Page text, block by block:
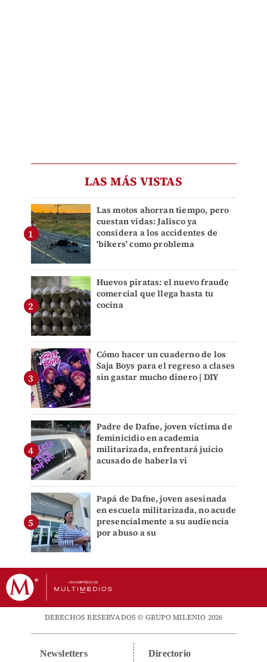
LAS MÁS VISTAS
Las motos ahorran tiempo, pero
cuestan vidas: Jalisco ya
considera a los accidentes de
'bikers' como problema
Huevos piratas: el nuevo fraude
comercial que llega hasta tu
cocina
Cómo hacer un cuaderno de los
Saja Boys para el regreso a clases
sin gastar mucho dinero | DIY
Padre de Dafne, joven víctima de
feminicidio en academia
militarizada, enfrentará juicio
acusado de haberla vi
Papá de Dafne, joven asesinada
en escuela militarizada, no acude
presencialmente a su audiencia
por abuso a su
DERECHOS RESERVADOS © GRUPO MILENIO 2026
Newsletters Directorio